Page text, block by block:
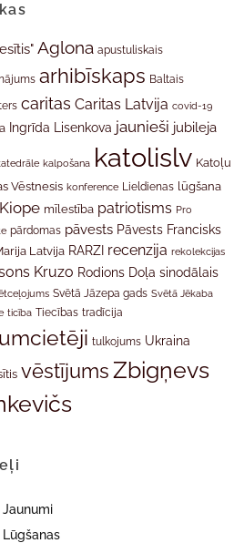
Aglona apustuliskais
arhibīskaps Baltais
caritas Caritas Latvija covid-19
Ingrīda Lisenkova jaunieši jubileja
kalpošana katolislv Katoļu
Vēstnesis konference Lieldienas lūgšana
mīlestība patriotisms Pro
pārdomas pāvests Pāvests Francisks
Latvija RARZI recenzija rekolekcijas
Kruzo Rodions Doļa sinodālais
Svētā Jāzepa gads Svētā Jēkaba
ticība Tiecības tradīcija
tulkojums Ukraina
vēstījumsZbigņevs
Jaunumi
Lūgšanas